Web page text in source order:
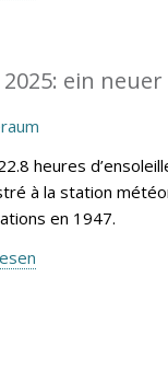
ein
heures
à la station
en 1947.